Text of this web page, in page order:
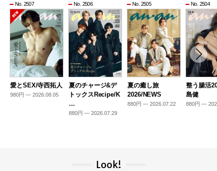
No. 2507
愛とSEX/寺西拓人
980円 — 2026.08.05
No. 2506
夏のチャージ&デ
トックスRecipe/K
…
880円 — 2026.07.29
No. 2505
夏の癒し旅
2026/NEWS
880円 — 2026.07.22
No. 2504
整う腸活
島健
880円 —
Look!